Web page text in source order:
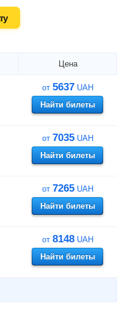
Цена
от 5637 UAH
Найти билеты
от 7035 UAH
Найти билеты
от 7265 UAH
Найти билеты
от 8148 UAH
Найти билеты